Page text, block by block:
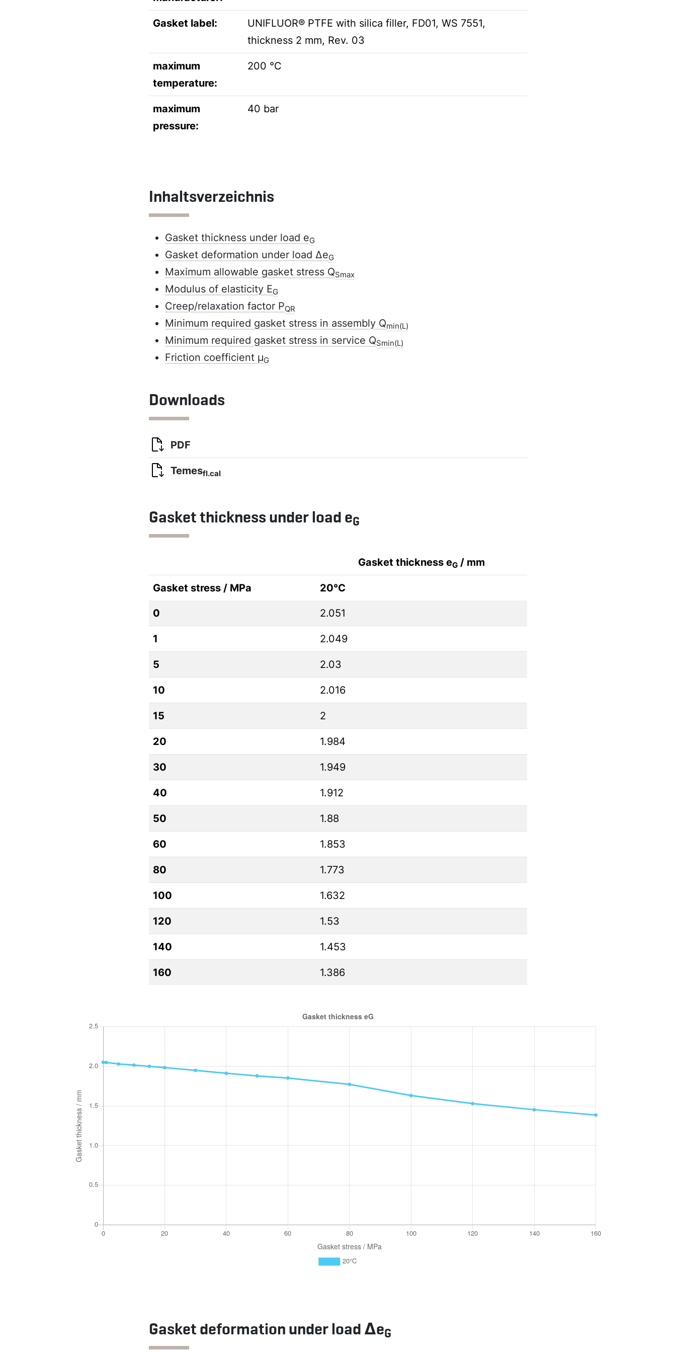
Gasket label:
UNIFLUOR® PTFE with silica filler, FD01, WS 7551,
thickness 2 mm, Rev. 03
maximum
temperature:
200 °C
maximum
pressure:
40 bar
Inhaltsverzeichnis
Gasket thickness under load eG
Gasket deformation under load ΔeG
Maximum allowable gasket stress QSmax
Modulus of elasticity EG
Creep/relaxation factor PQR
Minimum required gasket stress in assembly Qmin(L)
Minimum required gasket stress in service QSmin(L)
Friction coefficient µG
Downloads
PDF
Temesfl.cal
Gasket thickness under load eG
Gasket thickness eG / mm
Gasket stress / MPa 20°C
0 2.051
1 2.049
5 2.03
10 2.016
15 2
20 1.984
30 1.949
40 1.912
50 1.88
60 1.853
80 1.773
100 1.632
120 1.53
140 1.453
160 1.386
Gasket deformation under load ΔeG